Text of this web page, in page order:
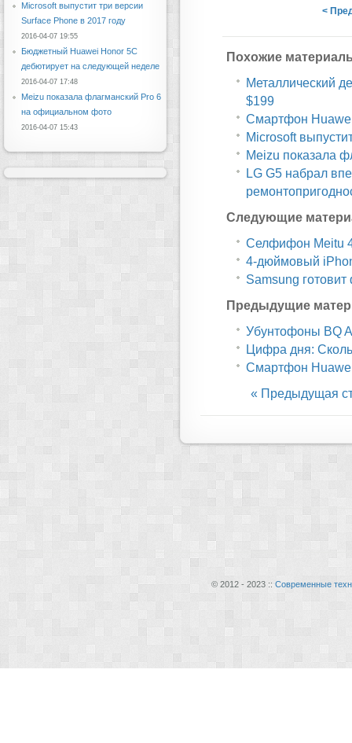
<
Похожие
Металлический
$199
Смартфон
Microsoft
Meizu показала
LG G5 набрал
Следующие
Селфифон Meitu
4-дюймовый
Samsung
Предыдущие
Убунтофоны BQ
Цифра дня:
Смартфон
« Предыдущая
Microsoft выпустит три версии
Surface Phone в 2017 году
2016-04-07 19:55
Бюджетный Huawei Honor 5C
дебютирует на следующей неделе
2016-04-07 17:48
Meizu показала флагманский Pro 6
на официальном фото
2016-04-07 15:43
© 2012 - 2023 :: Современные